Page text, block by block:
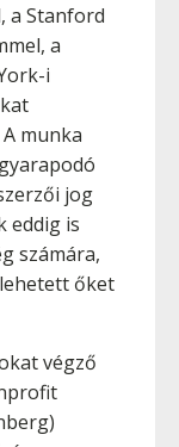
a Stanford
a
i
munka
jog
eddig is
számára,
őket
végző